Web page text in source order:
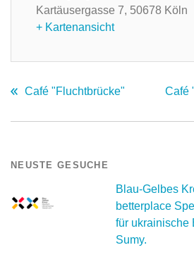
Kartäusergasse 7, 50678 Köln
+ Kartenansicht
Café "Fluchtbrücke" Café
NEUSTE GESUCHE
Blau-Gelbes
betterplace
für ukrainische
Sumy.